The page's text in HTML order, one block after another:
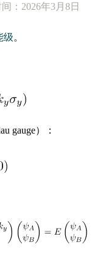
：2026年3月8日
级。
gauge）：